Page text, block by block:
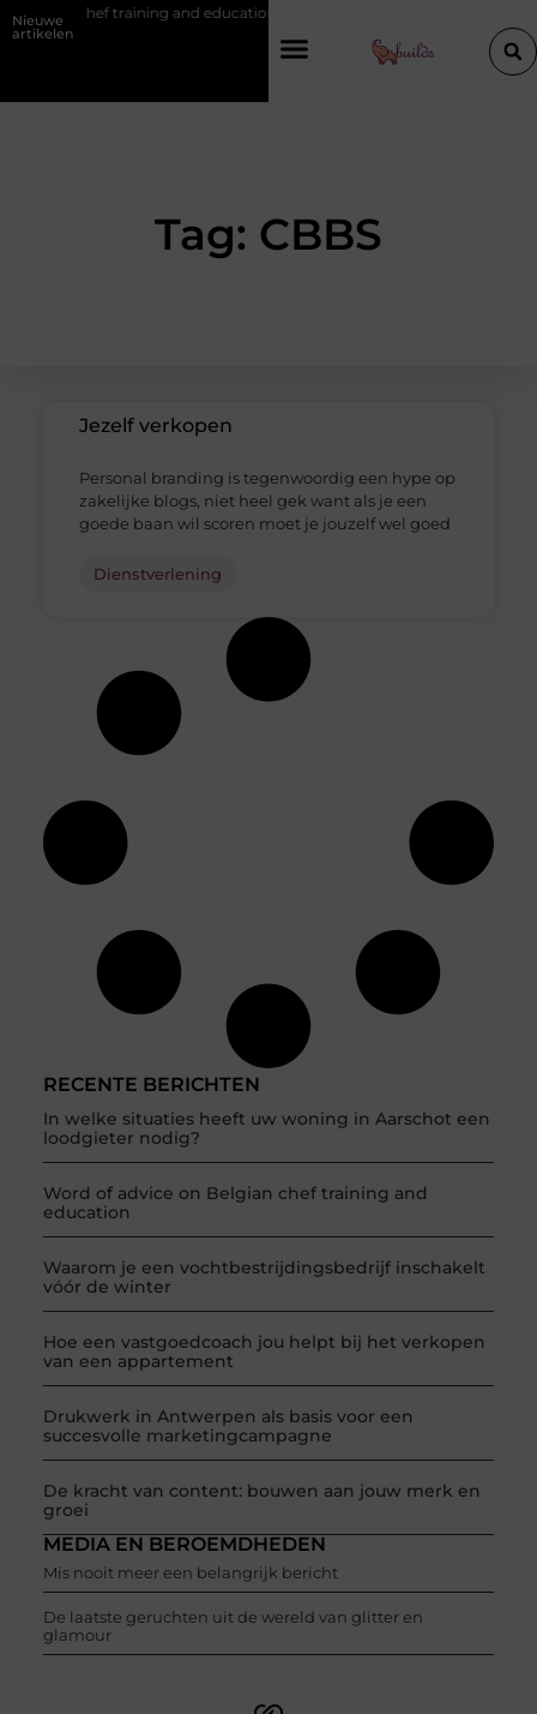
Nieuwe
artikelen
chef training and education
Tag: CBBS
RECENTE BERICHTEN
In welke situaties heeft uw woning in Aarschot een
loodgieter nodig?
Word of advice on Belgian chef training and
education
Waarom je een vochtbestrijdingsbedrijf inschakelt
vóór de winter
Hoe een vastgoedcoach jou helpt bij het verkopen
van een appartement
Drukwerk in Antwerpen als basis voor een
succesvolle marketingcampagne
De kracht van content: bouwen aan jouw merk en
groei
MEDIA EN BEROEMDHEDEN
Mis nooit meer een belangrijk bericht
De laatste geruchten uit de wereld van glitter en
glamour
Jezelf verkopen
Personal branding is tegenwoordig een hype op
zakelijke blogs, niet heel gek want als je een
goede baan wil scoren moet je jouzelf wel goed
Dienstverlening